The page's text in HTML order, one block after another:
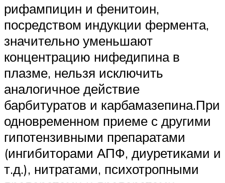
рифампицин и фенитоин,
посредством индукции фермента,
значительно уменьшают
концентрацию нифедипина в
плазме, нельзя исключить
аналогичное действие
барбитуратов и карбамазепина.При
одновременном приеме с другими
гипотензивными препаратами
(ингибиторами АПФ, диуретиками и
т.д.), нитратами, психотропными